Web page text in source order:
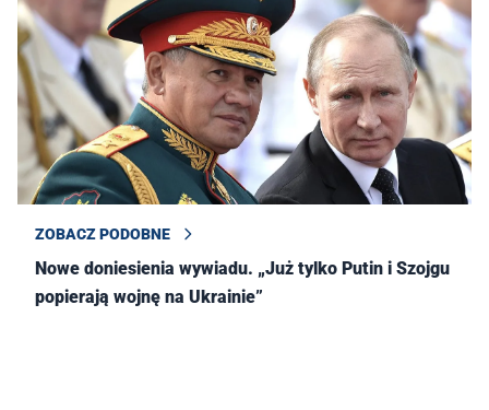
ZOBACZ PODOBNE
Nowe doniesienia wywiadu. „Już tylko Putin i Szojgu
popierają wojnę na Ukrainie”